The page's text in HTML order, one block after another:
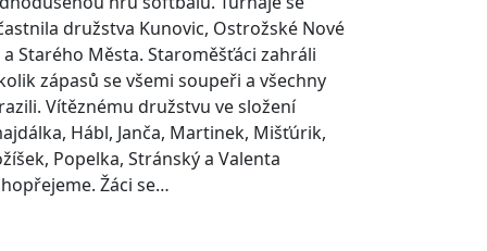
družstva Kunovic, Ostrožské Nové
a Starého Města. Staroměšťáci zahráli
zápasů se všemi soupeři a všechny
Vítěznému družstvu ve složení
Hábl, Janča, Martinek, Mišťúrik,
Popelka, Stránský a Valenta
Žáci se…